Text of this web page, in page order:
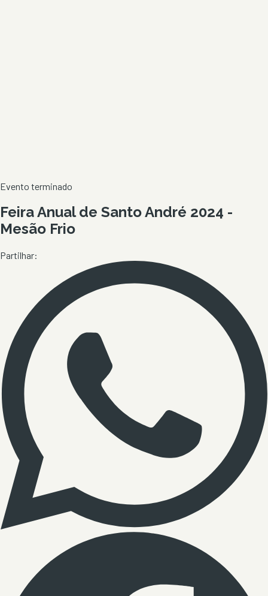
Evento terminado
Feira Anual de Santo André 2024 -
Mesão Frio
Partilhar: